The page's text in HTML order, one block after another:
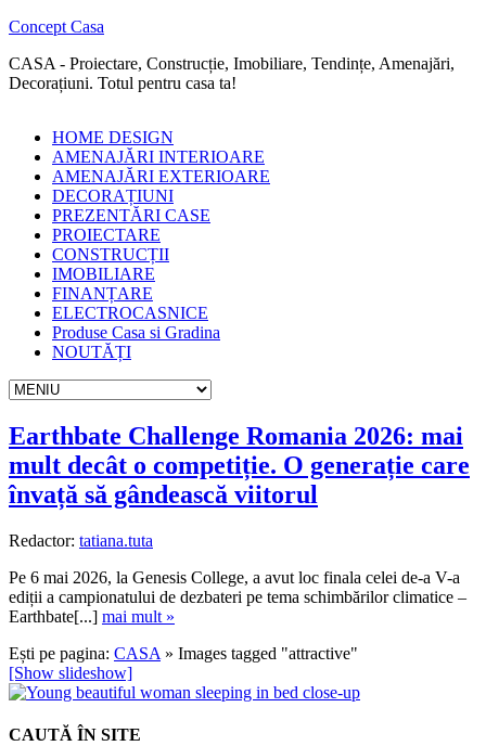
Concept Casa
CASA - Proiectare, Construcție, Imobiliare, Tendințe, Amenajări,
Decorațiuni. Totul pentru casa ta!
HOME DESIGN
AMENAJĂRI INTERIOARE
AMENAJĂRI EXTERIOARE
DECORAȚIUNI
PREZENTĂRI CASE
PROIECTARE
CONSTRUCȚII
IMOBILIARE
FINANȚARE
ELECTROCASNICE
Produse Casa si Gradina
NOUTĂȚI
Earthbate Challenge Romania 2026: mai
mult decât o competiție. O generație care
învață să gândească viitorul
Redactor: tatiana.tuta
Pe 6 mai 2026, la Genesis College, a avut loc finala celei de-a V-a
ediții a campionatului de dezbateri pe tema schimbărilor climatice –
Earthbate[...] mai mult »
Ești pe pagina: CASA » Images tagged "attractive"
[Show slideshow]
CAUTĂ ÎN SITE